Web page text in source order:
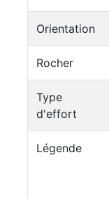
Orientation
Rocher
Type
d'effort
Légende